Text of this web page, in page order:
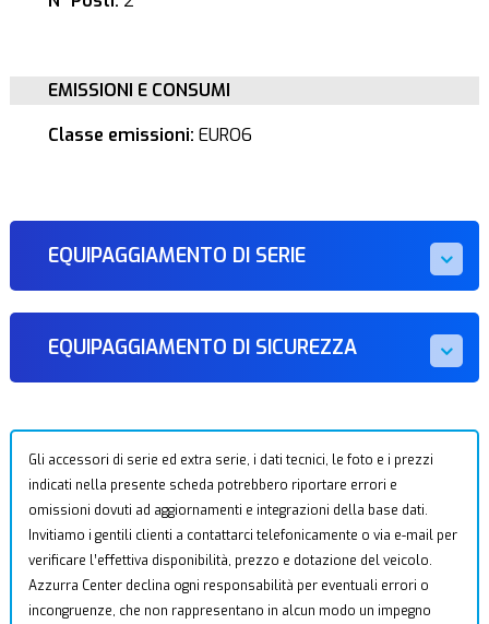
EMISSIONI E CONSUMI
Classe emissioni: EURO6
EQUIPAGGIAMENTO DI SERIE
EQUIPAGGIAMENTO DI SICUREZZA
Gli accessori di serie ed extra serie, i dati tecnici, le foto e i prezzi
indicati nella presente scheda potrebbero riportare errori e
omissioni dovuti ad aggiornamenti e integrazioni della base dati.
Invitiamo i gentili clienti a contattarci telefonicamente o via e-mail per
verificare l’effettiva disponibilità, prezzo e dotazione del veicolo.
Azzurra Center declina ogni responsabilità per eventuali errori o
incongruenze, che non rappresentano in alcun modo un impegno